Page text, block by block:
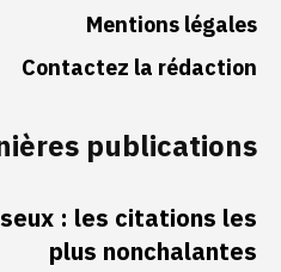
Mentions légales
Contactez la rédaction
publications
: les citations les
plus nonchalantes